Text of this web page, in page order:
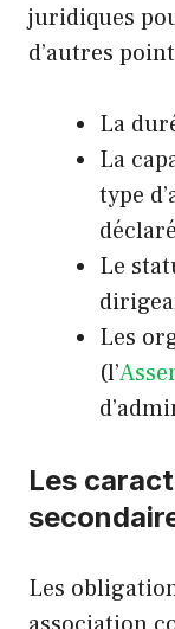
juridiques
d’autres
La
La
type
Le
Les
(l’
Les
Les